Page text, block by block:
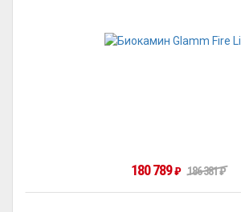
180 789₽ 186 381₽